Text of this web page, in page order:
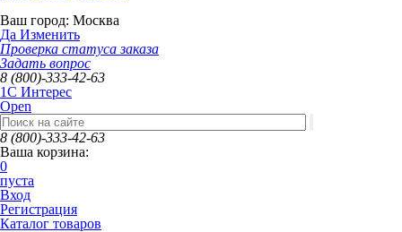
Ваш город: Москва
Да Изменить
Проверка статуса заказа
Задать вопрос
8 (800)-333-42-63
1C Интерес
Open
8 (800)-333-42-63
Ваша корзина:
0
пуста
Вход
Регистрация
Каталог товаров